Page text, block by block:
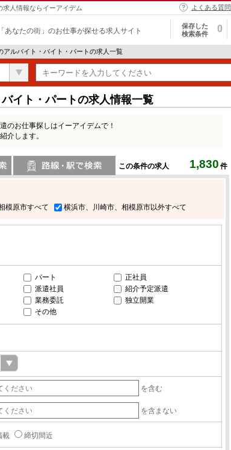
人情報ならイーアイデム よくある質問
「あなたの街」のお仕事が探せる求人サイト
保存した
検索条件
0
アルバイト・バイト・パートの求人一覧
イト・パートの求人情報一覧
のお仕事探しはイーアイデムで！
介します。
この条件の求人 1,830 件
模原市すべて 横浜市、川崎市、相模原市以外すべて
パート
正社員
派遣社員
紹介予定派遣
業務委託
独立開業
その他
を含む
を含まない
載 締切間近